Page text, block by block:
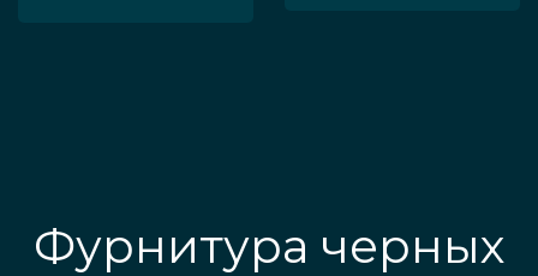
Фурнитура черных